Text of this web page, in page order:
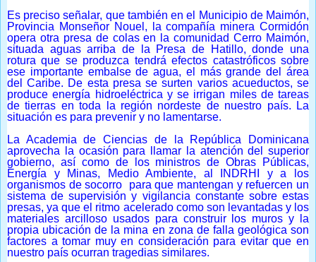
Es preciso señalar, que también en el Municipio de Maimón,
Provincia Monseñor Nouel, la compañía minera Cormidón
opera otra presa de colas en la comunidad Cerro Maimón,
situada aguas arriba de la Presa de Hatillo, donde una
rotura que se produzca tendrá efectos catastróficos sobre
ese importante embalse de agua, el más grande del área
del Caribe. De esta presa se surten varios acueductos, se
produce energía hidroeléctrica y se irrigan miles de tareas
de tierras en toda la región nordeste de nuestro país. La
situación es para prevenir y no lamentarse.
La Academia de Ciencias de la República Dominicana
aprovecha la ocasión para llamar la atención del superior
gobierno, así como de los ministros de Obras Públicas,
Energía y Minas, Medio Ambiente, al INDRHI y a los
organismos de socorro para que mantengan y refuercen un
sistema de supervisión y vigilancia constante sobre estas
presas, ya que el ritmo acelerado como son levantadas y los
materiales arcilloso usados para construir los muros y la
propia ubicación de la mina en zona de falla geológica son
factores a tomar muy en consideración para evitar que en
nuestro país ocurran tragedias similares.